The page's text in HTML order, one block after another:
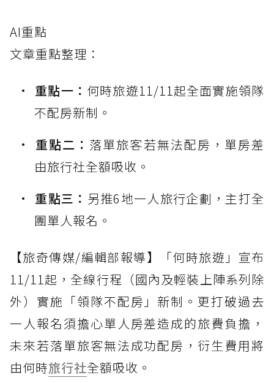
AI重點
文章重點整理：
重點一： 何時旅遊11/11起全面實施領隊
不配房新制。
重點二： 落單旅客若無法配房，單房差
由旅行社全額吸收。
重點三： 另推6地一人旅行企劃，主打全
團單人報名。
【旅奇傳媒/編輯部報導】「何時旅遊」宣布
11/11起，全線行程（國內及輕裝上陣系列除
外）實施「領隊不配房」新制。更打破過去
一人報名須擔心單人房差造成的旅費負擔，
未來若落單旅客無法成功配房，衍生費用將
由何時旅行社全額吸收。